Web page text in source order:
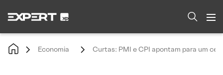
Economia Curtas: PMI e CPI apontam para um